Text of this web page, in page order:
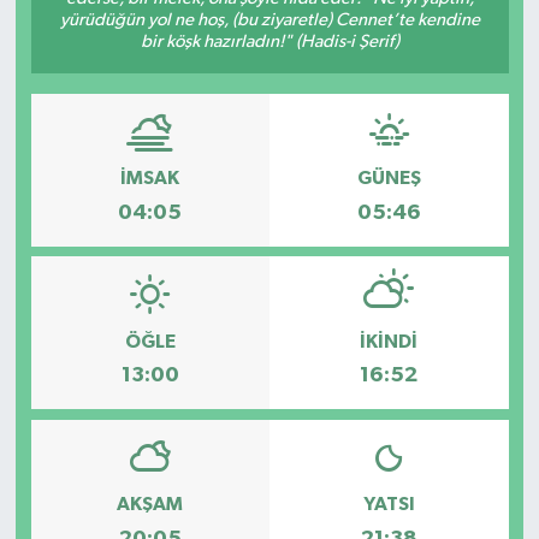
yürüdüğün yol ne hoş, (bu ziyaretle) Cennet’te kendine
bir köşk hazırladın!" (Hadis-i Şerif)
İMSAK
04:05
GÜNEŞ
05:46
ÖĞLE
13:00
İKINDI
16:52
AKŞAM YATSI